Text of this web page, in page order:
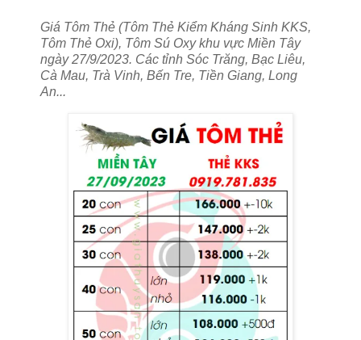
Giá Tôm Thẻ (Tôm Thẻ Kiểm Kháng Sinh KKS,
Tôm Thẻ Oxi), Tôm Sú Oxy khu vực Miền Tây
ngày 27/9/2023. Các tỉnh Sóc Trăng, Bạc Liêu,
Cà Mau, Trà Vinh, Bến Tre, Tiền Giang, Long
An...